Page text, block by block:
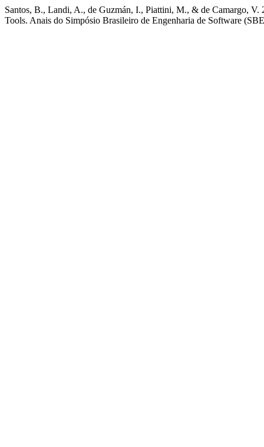
Santos, B., Landi, A., de Guzmán, I., Piattini, M., & de Camargo,
Tools. Anais do Simpósio Brasileiro de Engenharia de Software